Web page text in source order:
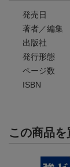
発売日
著者／編集
出版社
発行形態
ページ数
ISBN
この商品